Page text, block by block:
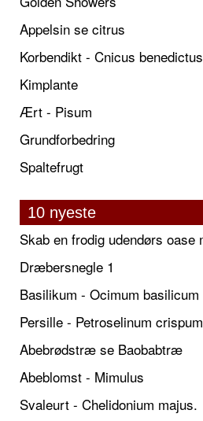
Appelsin se citrus
Korbendikt - Cnicus benedictus
Kimplante
Ært - Pisum
Grundforbedring
Spaltefrugt
10 nyeste
Dræbersnegle 1
Basilikum - Ocimum basilicum
Persille - Petroselinum crispum
Abebrødstræ se Baobabtræ
Abeblomst - Mimulus
Svaleurt - Chelidonium majus.